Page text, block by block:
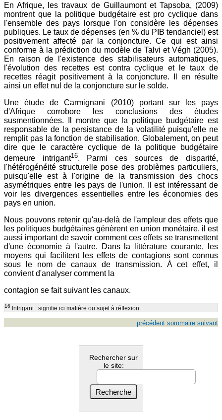
En Afrique, les travaux de Guillaumont et Tapsoba, (2009)
montrent que la politique budgétaire est pro cyclique dans
l'ensemble des pays lorsque l'on considère les dépenses
publiques. Le taux de dépenses (en % du PIB tendanciel) est
positivement affecté par la conjoncture. Ce qui est ainsi
conforme à la prédiction du modèle de Talvi et Végh (2005).
En raison de l'existence des stabilisateurs automatiques,
l'évolution des recettes est contra cyclique et le taux de
recettes réagit positivement à la conjoncture. Il en résulte
ainsi un effet nul de la conjoncture sur le solde.
Une étude de Carmignani (2010) portant sur les pays
d'Afrique corrobore les conclusions des études
susmentionnées. Il montre que la politique budgétaire est
responsable de la persistance de la volatilité puisqu'elle ne
remplit pas la fonction de stabilisation. Globalement, on peut
dire que le caractère cyclique de la politique budgétaire
demeure intrigant16. Parmi ces sources de disparité,
l'hétérogénéité structurelle pose des problèmes particuliers,
puisqu'elle est à l'origine de la transmission des chocs
asymétriques entre les pays de l'union. Il est intéressant de
voir les divergences essentielles entre les économies des
pays en union.
Nous pouvons retenir qu'au-delà de l'ampleur des effets que
les politiques budgétaires génèrent en union monétaire, il est
aussi important de savoir comment ces effets se transmettent
d'une économie à l'autre. Dans la littérature courante, les
moyens qui facilitent les effets de contagions sont connus
sous le nom de canaux de transmission. À cet effet, il
convient d'analyser comment la
contagion se fait suivant les canaux.
16 Intrigant : signifie ici matière ou sujet à réflexion
précédent sommaire suivant
Rechercher sur
le site: